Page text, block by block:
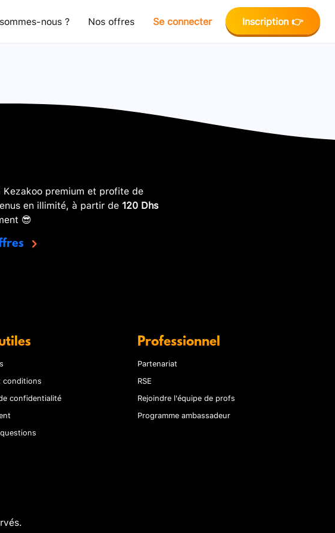
nous ? Nos offres Se connecter Inscription 👉
premium et profite de
en illimité, à partir de 120 Dhs
😎
conditions
confidentialité
Professionnel
Partenariat
RSE
Rejoindre l'équipe de profs
Programme ambassadeur